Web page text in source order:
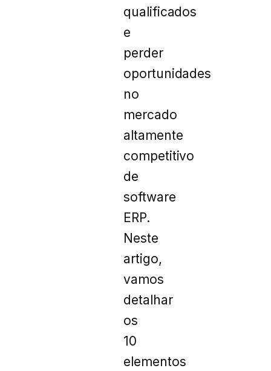
qualificados
e
perder
oportunidades
no
mercado
altamente
competitivo
de
software
ERP.
Neste
artigo,
vamos
detalhar
os
10
elementos